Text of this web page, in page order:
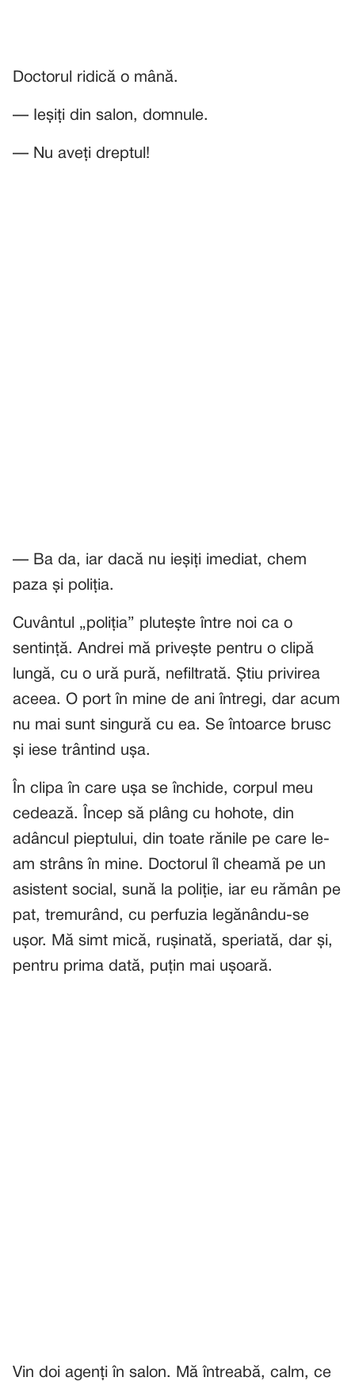
Doctorul ridică o mână.
— Ieșiți din salon, domnule.
— Nu aveți dreptul!
— Ba da, iar dacă nu ieșiți imediat, chem
paza și poliția.
Cuvântul „poliția” plutește între noi ca o
sentință. Andrei mă privește pentru o clipă
lungă, cu o ură pură, nefiltrată. Știu privirea
aceea. O port în mine de ani întregi, dar acum
nu mai sunt singură cu ea. Se întoarce brusc
și iese trântind ușa.
În clipa în care ușa se închide, corpul meu
cedează. Încep să plâng cu hohote, din
adâncul pieptului, din toate rănile pe care le-
am strâns în mine. Doctorul îl cheamă pe un
asistent social, sună la poliție, iar eu rămân pe
pat, tremurând, cu perfuzia legănându-se
ușor. Mă simt mică, rușinată, speriată, dar și,
pentru prima dată, puțin mai ușoară.
Vin doi agenți în salon. Mă întreabă, calm, ce